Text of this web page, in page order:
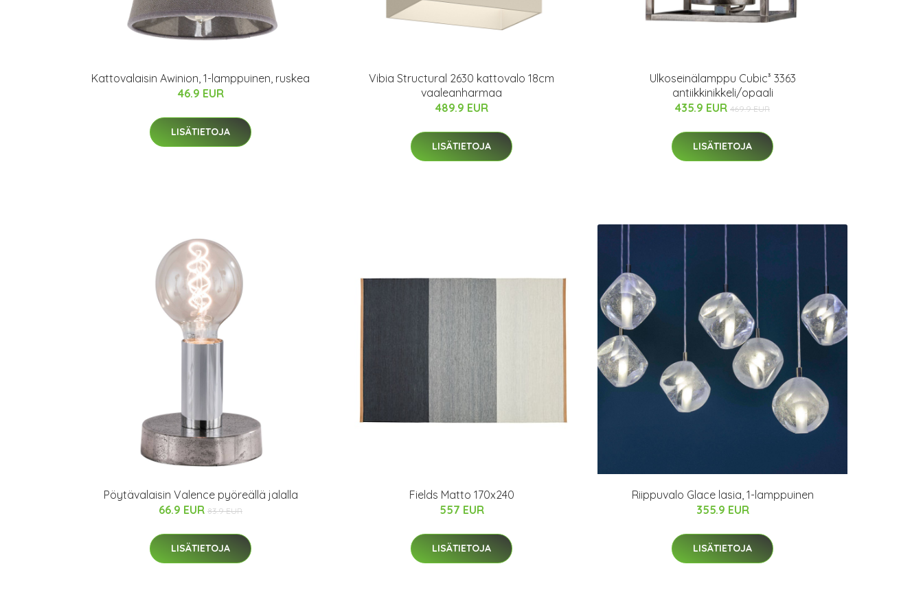
Kattovalaisin Awinion, 1-lamppuinen, ruskea
46.9 EUR
LISÄTIETOJA
Vibia Structural 2630 kattovalo 18cm
vaaleanharmaa
489.9 EUR
LISÄTIETOJA
Ulkoseinälamppu Cubic³ 3363
antiikkinikkeli/opaali
435.9 EUR 469.9 EUR
LISÄTIETOJA
Pöytävalaisin Valence pyöreällä jalalla
66.9 EUR 83.9 EUR
LISÄTIETOJA
Fields Matto 170x240
557 EUR
LISÄTIETOJA
Riippuvalo Glace lasia, 1-lamppuinen
355.9 EUR
LISÄTIETOJA